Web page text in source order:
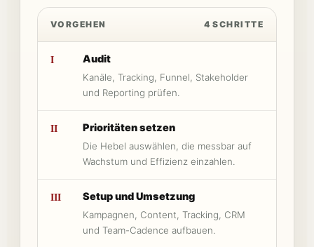
VORGEHEN 4 SCHRITTE
I Audit
Kanäle, Tracking, Funnel, Stakeholder
und Reporting prüfen.
II Prioritäten setzen
Die Hebel auswählen, die messbar auf
Wachstum und Effizienz einzahlen.
III Setup und Umsetzung
Kampagnen, Content, Tracking, CRM
und Team-Cadence aufbauen.